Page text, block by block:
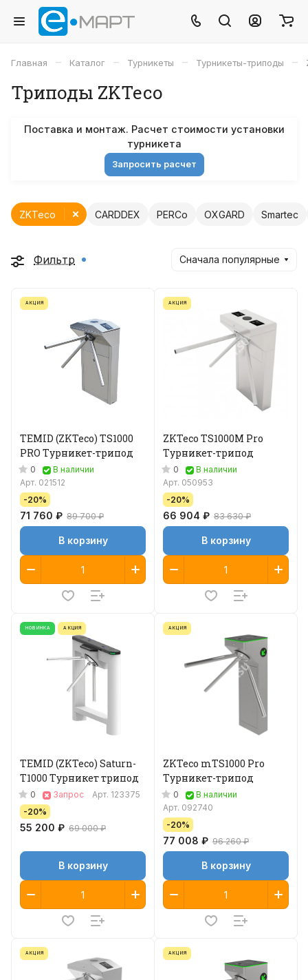
Главная – Каталог – Турникеты – Турникеты-триподы –
Триподы ZKTeco
Поставка и монтаж. Расчет стоимости установки
турникета
Запросить расчет
CARDDEX PERCo OXGARD Smartec
ZKTeco
Фильтр Сначала популярные
АКЦИЯ
TEMID (ZKTeco) TS1000
PRO Турникет-трипод
0
В наличии
Арт. 021512
-20%
71 760 ₽ 89 700 ₽
В корзину
АКЦИЯ
ZKTeco TS1000M Pro
Турникет-трипод
0
В наличии
Арт. 050953
-20%
66 904 ₽ 83 630 ₽
В корзину
НОВИНКА АКЦИЯ
TEMID (ZKTeco) Saturn-
T1000 Турникет трипод
0 Запрос Арт. 123375
-20%
55 200 ₽ 69 000 ₽
В корзину
АКЦИЯ
ZKTeco mTS1000 Pro
Турникет-трипод
0
В наличии
Арт. 092740
-20%
77 008 ₽ 96 260 ₽
В корзину
АКЦИЯ АКЦИЯ